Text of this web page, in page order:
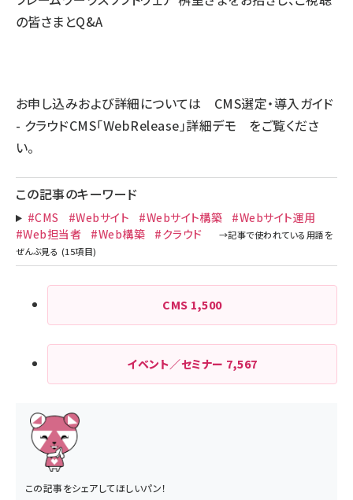
の皆さまとQ&A
お申し込みおよび詳細については CMS選定・導入ガイド
- クラウドCMS「WebRelease」詳細デモ をご覧くださ
い。
この記事のキーワード
#CMS #Webサイト #Webサイト構築
#Webサイト運用
#Web担当者
#Web構築 #クラウド
CMS 1,500
イベント／セミナー 7,567
この記事をシェアしてほしいパン！